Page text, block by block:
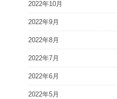
2022年10月
2022年9月
2022年8月
2022年7月
2022年6月
2022年5月